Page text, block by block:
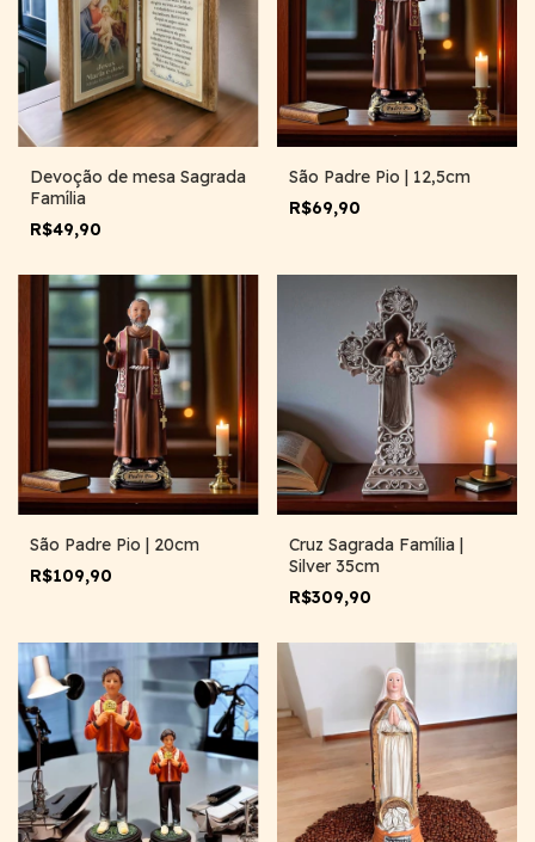
Devoção de mesa Sagrada
Família
R$49,90
São Padre Pio | 12,5cm
R$69,90
São Padre Pio | 20cm
R$109,90
Cruz Sagrada Família |
Silver 35cm
R$309,90